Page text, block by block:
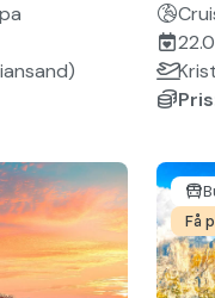
Få